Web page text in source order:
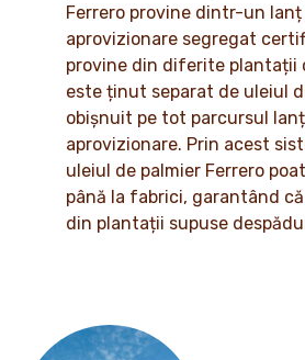
Ferrero provine dintr-un lanț
aprovizionare segregat
provine din diferite plantații
este ținut separat de uleiul
obișnuit pe tot parcursul
aprovizionare. Prin acest
uleiul de palmier Ferrero
până la fabrici, garantând
din plantații supuse